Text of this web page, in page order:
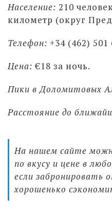
Население: 210
километр (округ
Телефон: +34 (462) 501
Цена:€18 за ночь.
Пики в Доломитовых
Расстояние до
На нашем сайте
по вкусу и цене в
если забронировать
хорошенько